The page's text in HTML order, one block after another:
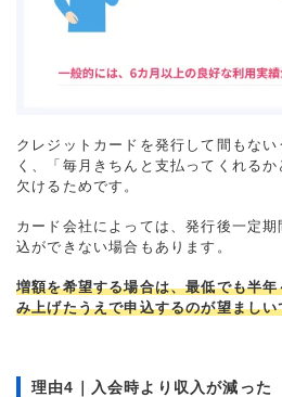
クレジットカードを発行して間もな
く、「毎月きちんと支払ってくれる
欠けるためです。
カード会社によっては、発行後一定
込ができない場合もあります。
増額を希望する場合は、最低でも半
み上げたうえで申込するのが望ましい
理由4｜入会時より収入が減った